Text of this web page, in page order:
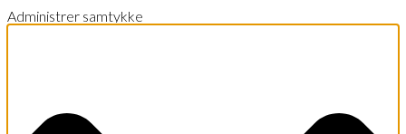
Administrer samtykke